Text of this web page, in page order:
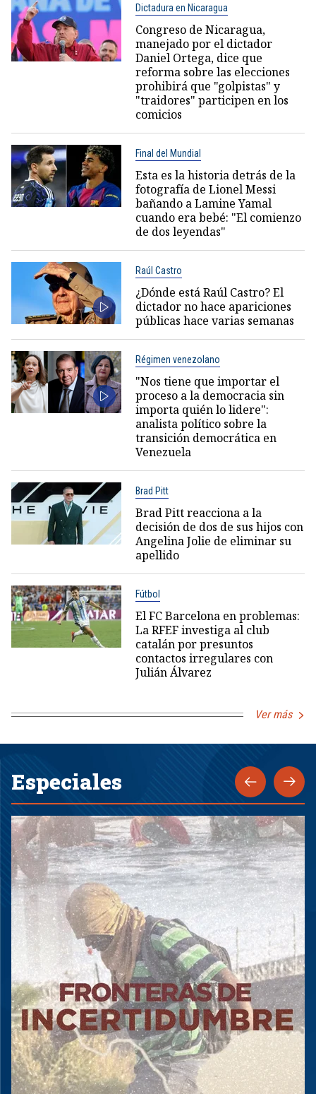
Dictadura en Nicaragua
Congreso de Nicaragua,
manejado por el dictador
Daniel Ortega, dice que
reforma sobre las elecciones
prohibirá que "golpistas" y
"traidores" participen en los
comicios
Final del Mundial
Esta es la historia detrás de la
fotografía de Lionel Messi
bañando a Lamine Yamal
cuando era bebé: "El comienzo
de dos leyendas"
Raúl Castro
¿Dónde está Raúl Castro? El
dictador no hace apariciones
públicas hace varias semanas
Régimen venezolano
"Nos tiene que importar el
proceso a la democracia sin
importa quién lo lidere":
analista político sobre la
transición democrática en
Venezuela
Brad Pitt
Brad Pitt reacciona a la
decisión de dos de sus hijos con
Angelina Jolie de eliminar su
apellido
Fútbol
El FC Barcelona en problemas:
La RFEF investiga al club
catalán por presuntos
contactos irregulares con
Julián Álvarez
Ver más
Especiales